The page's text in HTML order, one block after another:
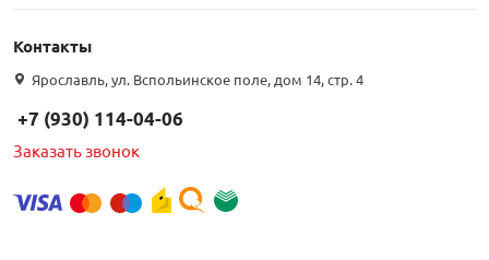
Контакты
Ярославль, ул. Вспольинское поле, дом 14, стр. 4
+7 (930) 114-04-06
Заказать звонок